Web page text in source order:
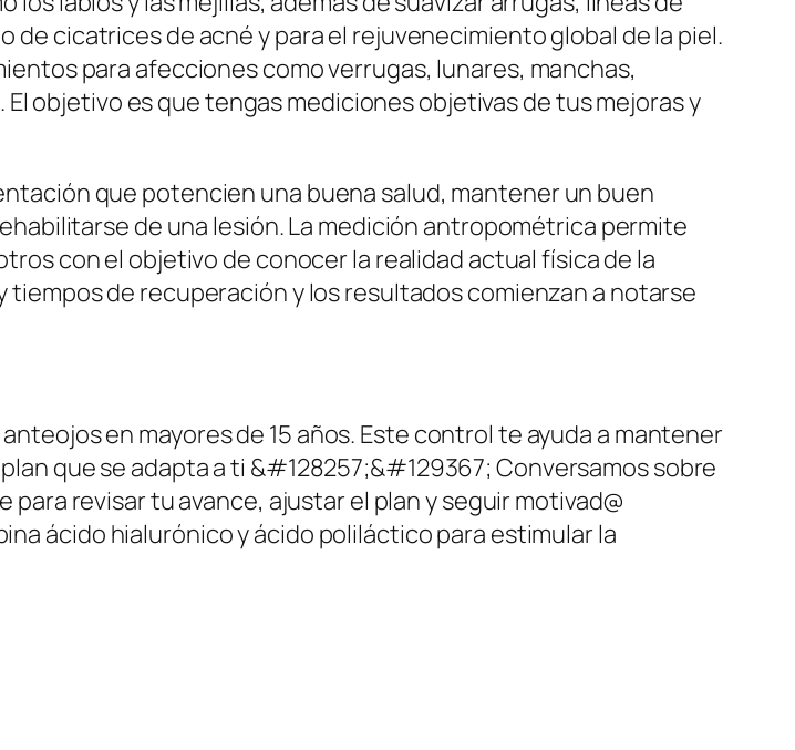
cicatrices de acné y para el rejuvenecimiento global de la piel.
para afecciones como verrugas, lunares, manchas,
objetivo es que tengas mediciones objetivas de tus mejoras y
que potencien una buena salud, mantener un buen
de una lesión. La medición antropométrica permite
con el objetivo de conocer la realidad actual física de la
de recuperación y los resultados comienzan a notarse
en mayores de 15 años. Este control te ayuda a mantener
que se adapta a ti &#128257;&#129367; Conversamos sobre
revisar tu avance, ajustar el plan y seguir motivad@
ácido hialurónico y ácido poliláctico para estimular la